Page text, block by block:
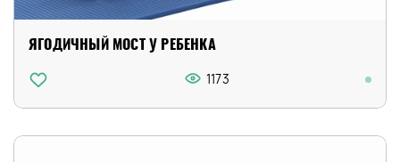
ЯГОДИЧНЫЙ МОСТ У РЕБЕНКА
1173